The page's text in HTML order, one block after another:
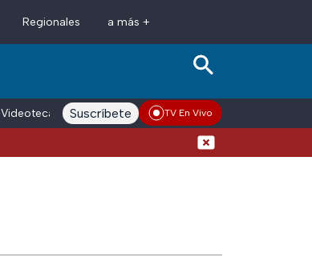
Regionales a más +
Videoteca Conductores Voces adn Noticias
Suscríbete TV En Vivo
Vacaciones de verano